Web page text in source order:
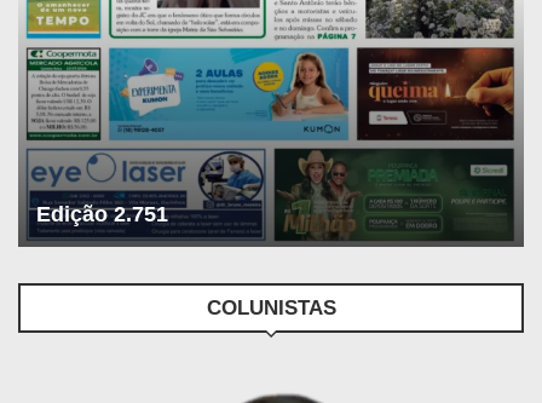
Edição 2.751
COLUNISTAS